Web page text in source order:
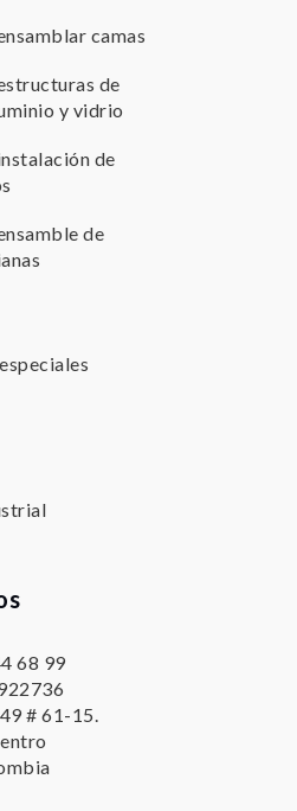
camas
de
y vidrio
de
de
68 99
# 61-15.